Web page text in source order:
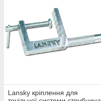
Lansky кріплення для